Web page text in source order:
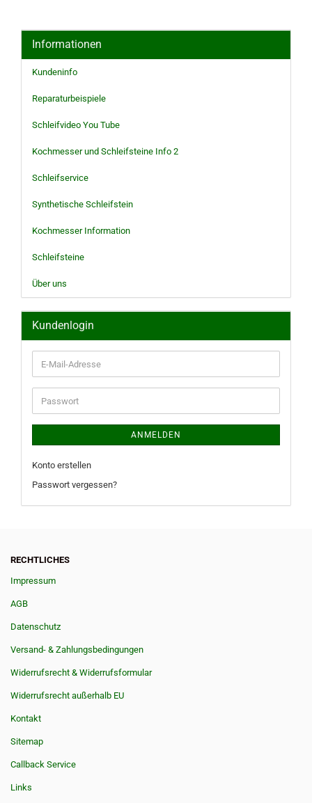
Informationen
Kundeninfo
Reparaturbeispiele
Schleifvideo You Tube
Kochmesser und Schleifsteine Info 2
Schleifservice
Synthetische Schleifstein
Kochmesser Information
Schleifsteine
Über uns
Kundenlogin
E-
Mail-
Adresse
Passwort
ANMELDEN
Konto erstellen
Passwort vergessen?
RECHTLICHES
Impressum
AGB
Datenschutz
Versand- & Zahlungsbedingungen
Widerrufsrecht & Widerrufsformular
Widerrufsrecht außerhalb EU
Kontakt
Sitemap
Callback Service
Links